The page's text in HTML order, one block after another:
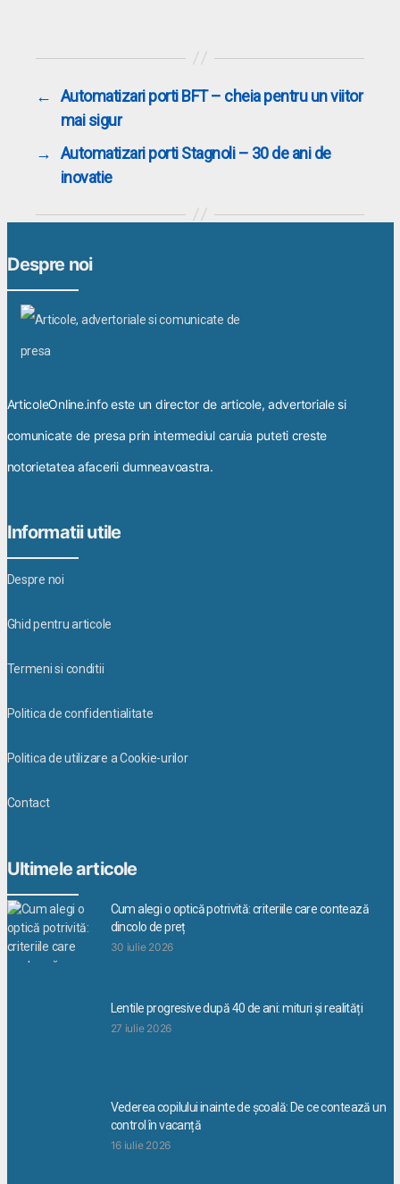
←
Automatizari porti BFT – cheia pentru un viitor
mai sigur
→
Automatizari porti Stagnoli – 30 de ani de
inovatie
Despre noi
ArticoleOnline.info este un director de articole, advertoriale si
comunicate de presa prin intermediul caruia puteti creste
notorietatea afacerii dumneavoastra.
Informatii utile
Despre noi
Ghid pentru articole
Termeni si conditii
Politica de confidentialitate
Politica de utilizare a Cookie-urilor
Contact
Ultimele articole
Cum alegi o optică potrivită: criteriile care contează
dincolo de preț
30 iulie 2026
Lentile progresive după 40 de ani: mituri și realități
27 iulie 2026
Vederea copilului inainte de școală: De ce contează un
control în vacanță
16 iulie 2026